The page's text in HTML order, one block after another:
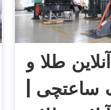
طلا و
ساعتچی |